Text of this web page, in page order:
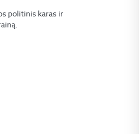
politinis karas ir